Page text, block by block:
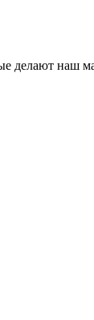
делают наш